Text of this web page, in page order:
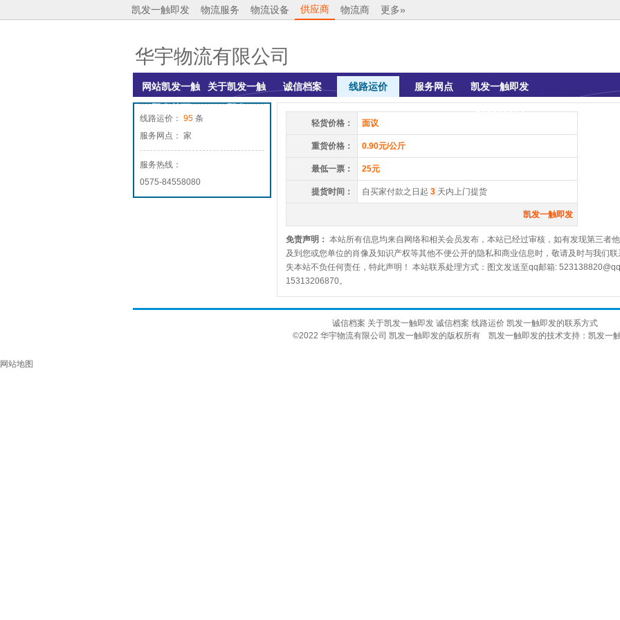
凯发一触即发 物流服务 物流设备 供应商 物流商 更多»
华宇物流有限公司
网站凯发一触
即发首页
关于凯发一触
即发
诚信档案 线路运价 服务网点
凯发一触即发
线路运价： 95 条
服务网点： 家
服务热线：
0575-84558080
轻货价格： 面议
重货价格： 0.90元/公斤
最低一票： 25元
提货时间： 自买家付款之日起 3 天内上门提货
凯发一触即发
免责声明： 本站所有信息均来自网络和相关会员发布，本站已经过审核，如有发现第三者
及到您或您单位的肖像及知识产权等其他不便公开的隐私和商业信息时，敬请及时与我们
失本站不负任何责任，特此声明！ 本站联系处理方式：图文发送至qq邮箱:
15313206870。
诚信档案 关于凯发一触即发 诚信档案 线路运价 凯发一触即发的联系方式
©2022 华宇物流有限公司 凯发一触即发的版权所有 凯发一触即发的技术支持： 凯发一
网站地图